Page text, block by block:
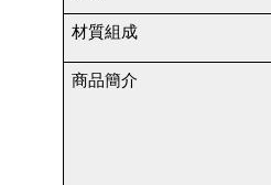
材質組成
商品簡介